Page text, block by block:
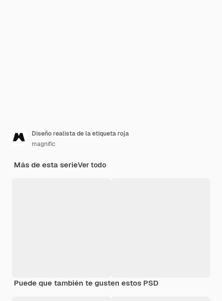
Diseño realista de la etiqueta roja
magnific
Más de esta serieVer todo
Puede que también te gusten estos PSD